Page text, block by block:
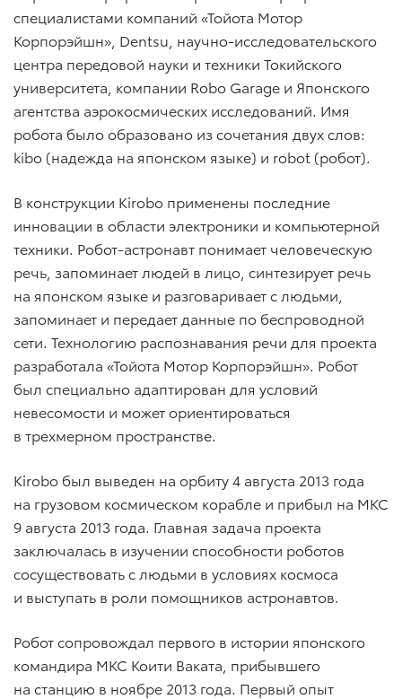
специалистами компаний «Тойота Мотор
Корпорэйшн», Dentsu, научно-исследовательского
центра передовой науки и техники Токийского
университета, компании Robo Garage и Японского
агентства аэрокосмических исследований. Имя
робота было образовано из сочетания двух слов:
kibo (надежда на японском языке) и robot (робот).
В конструкции Kirobo применены последние
инновации в области электроники и компьютерной
техники. Робот-астронавт понимает человеческую
речь, запоминает людей в лицо, синтезирует речь
на японском языке и разговаривает с людьми,
запоминает и передает данные по беспроводной
сети. Технологию распознавания речи для проекта
разработала «Тойота Мотор Корпорэйшн». Робот
был специально адаптирован для условий
невесомости и может ориентироваться
в трехмерном пространстве.
Kirobo был выведен на орбиту 4 августа 2013 года
на грузовом космическом корабле и прибыл на МКС
9 августа 2013 года. Главная задача проекта
заключалась в изучении способности роботов
сосуществовать с людьми в условиях космоса
и выступать в роли помощников астронавтов.
Робот сопровождал первого в истории японского
командира МКС Коити Ваката, прибывшего
на станцию в ноябре 2013 года. Первый опыт